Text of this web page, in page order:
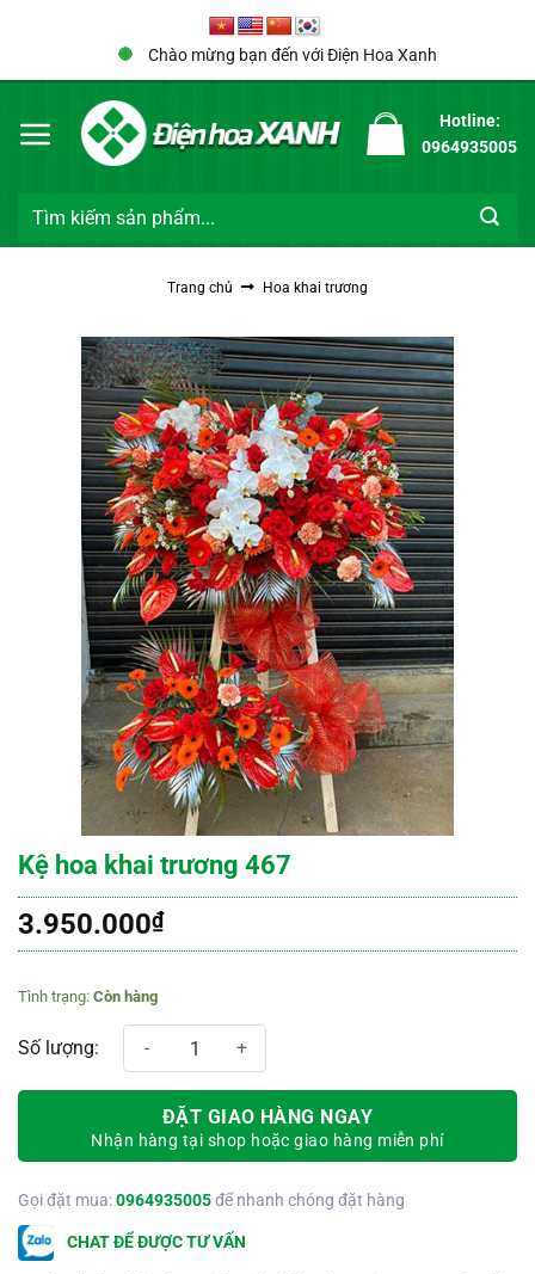
Chào mừng bạn đến với Điện Hoa Xanh
Hotline:
0964935005
Tìm
Trang chủ Hoa khai trương
Kệ hoa khai trương 467
3.950.000₫
Còn hàng
Kệ hoa khai trương 467 số lượng
ĐẶT GIAO HÀNG NGAY
Nhận hàng tại shop hoặc giao hàng miễn phí
Gọi đặt mua:0964935005để nhanh chóng đặt hàng
CHAT ĐỂ ĐƯỢC TƯ VẤN